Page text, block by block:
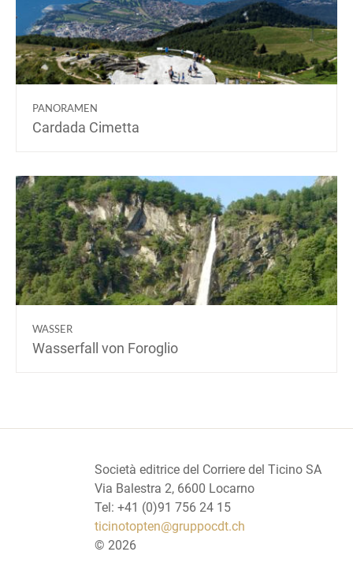
PANORAMEN
Cardada Cimetta
WASSER
Wasserfall von Foroglio
Società editrice del Corriere del Ticino SA
Via Balestra 2, 6600 Locarno
Tel: +41 (0)91 756 24 15
ticinotopten@gruppocdt.ch
© 2026